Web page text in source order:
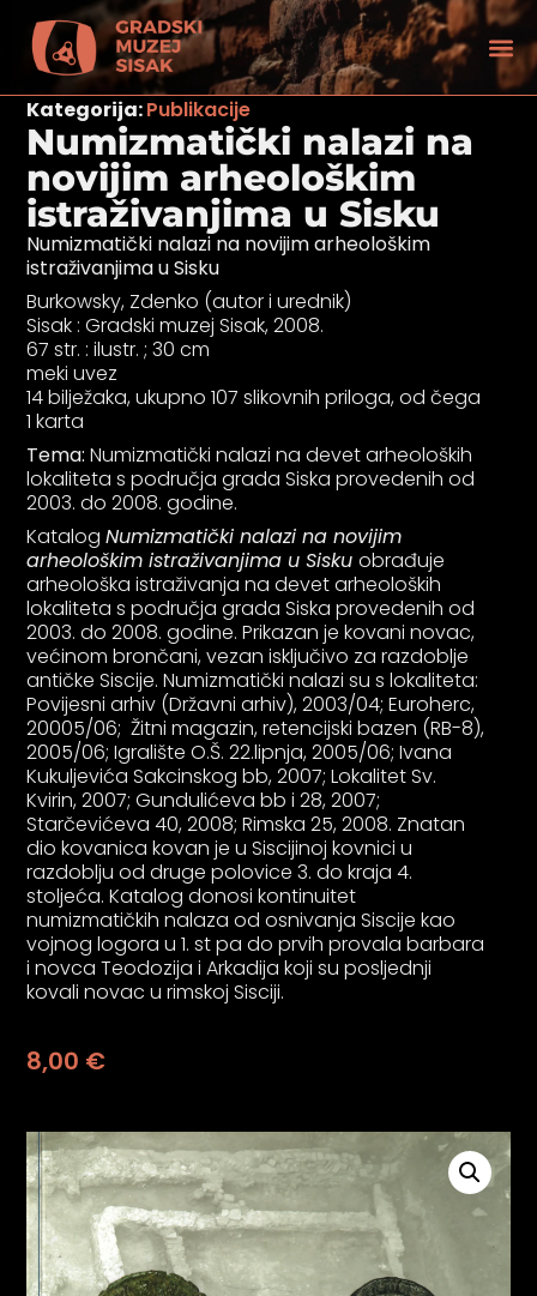
Kategorija:Publikacije
Numizmatički nalazi na
novijim arheološkim
istraživanjima u Sisku
Numizmatički nalazi na novijim arheološkim
istraživanjima u Sisku
Burkowsky, Zdenko (autor i urednik)
Sisak : Gradski muzej Sisak, 2008.
67 str. : ilustr. ; 30 cm
meki uvez
14 bilježaka, ukupno 107 slikovnih priloga, od čega
1 karta
Tema: Numizmatički nalazi na devet arheoloških
lokaliteta s područja grada Siska provedenih od
2003. do 2008. godine.
KatalogNumizmatički nalazi na novijim
arheološkim istraživanjima u Siskuobrađuje
arheološka istraživanja na devet arheoloških
lokaliteta s područja grada Siska provedenih od
2003. do 2008. godine. Prikazan je kovani novac,
većinom brončani, vezan isključivo za razdoblje
antičke Siscije. Numizmatički nalazi su s lokaliteta:
Povijesni arhiv (Državni arhiv), 2003/04; Euroherc,
20005/06; Žitni magazin, retencijski bazen (RB-8),
2005/06; Igralište O.Š. 22.lipnja, 2005/06; Ivana
Kukuljevića Sakcinskog bb, 2007; Lokalitet Sv.
Kvirin, 2007; Gundulićeva bb i 28, 2007;
Starčevićeva 40, 2008; Rimska 25, 2008. Znatan
dio kovanica kovan je u Siscijinoj kovnici u
razdoblju od druge polovice 3. do kraja 4.
stoljeća. Katalog donosi kontinuitet
numizmatičkih nalaza od osnivanja Siscije kao
vojnog logora u 1. st pa do prvih provala barbara
i novca Teodozija i Arkadija koji su posljednji
kovali novac u rimskoj Sisciji.
8,00 €
vida